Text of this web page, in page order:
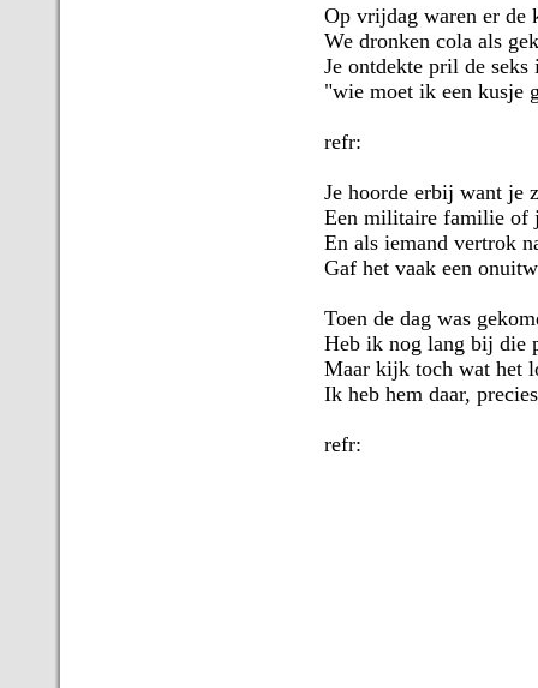
Op vrijdag waren er de
We dronken cola als
Je ontdekte pril de seks
"wie moet ik een kusje
refr:
Je hoorde erbij want je
Een militaire familie of
En als iemand vertrok
Gaf het vaak een
Toen de dag was
Heb ik nog lang bij die
Maar kijk toch wat het
Ik heb hem daar,
refr: